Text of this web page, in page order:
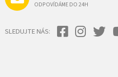
ODPOVÍDÁME DO 24H
SLEDUJTE NÁS: